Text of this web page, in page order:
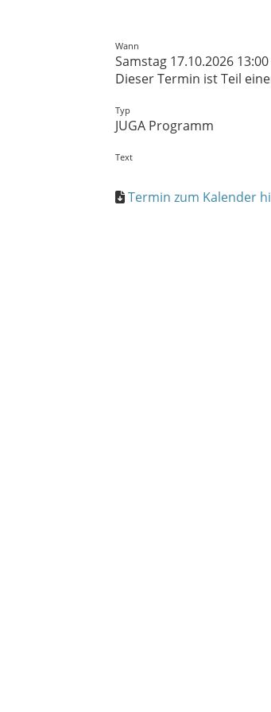
Wann
Samstag 17.10.2026
Dieser Termin ist Teil
Typ
JUGA Programm
Text
Termin zum Kalender